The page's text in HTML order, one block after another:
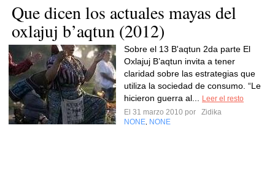
Que dicen los actuales mayas del
oxlajuj b’aqtun (2012)
Sobre el 13 B'aqtun 2da parte El
Oxlajuj B’aqtun invita a tener
claridad sobre las estrategias que
utiliza la sociedad de consumo. “Le
hicieron guerra al...
Leer el resto
El 31 marzo 2010 por
Zidika
NONE NONE